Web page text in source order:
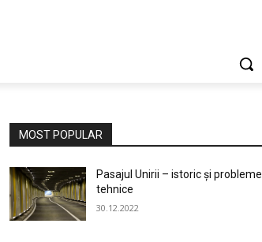
MOST POPULAR
Pasajul Unirii – istoric și probleme
tehnice
30.12.2022